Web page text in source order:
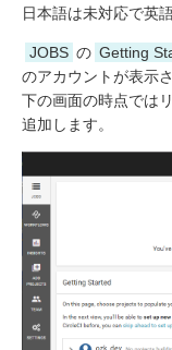
日本語は未対応で英
JOBS の Getting
のアカウントが表示
下の画面の時点では
追加します。